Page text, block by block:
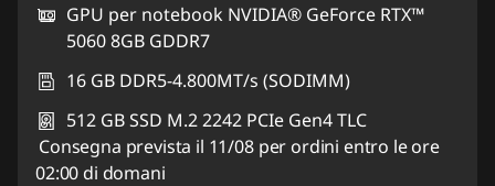
GPU per notebook NVIDIA® GeForce RTX™
5060 8GB GDDR7
16 GB DDR5-4.800MT/s (SODIMM)
512 GB SSD M.2 2242 PCIe Gen4 TLC
Consegna prevista il 11/08 per ordini entro le ore
02:00 di domani